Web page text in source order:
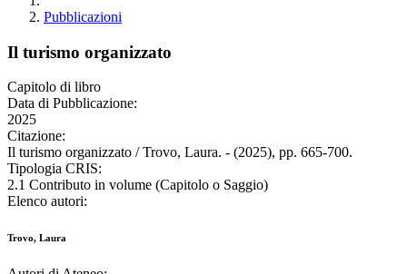
Pubblicazioni
Il turismo organizzato
Capitolo di libro
Data di Pubblicazione:
2025
Citazione:
Il turismo organizzato / Trovo, Laura. - (2025), pp. 665-700.
Tipologia CRIS:
2.1 Contributo in volume (Capitolo o Saggio)
Elenco autori:
Trovo, Laura